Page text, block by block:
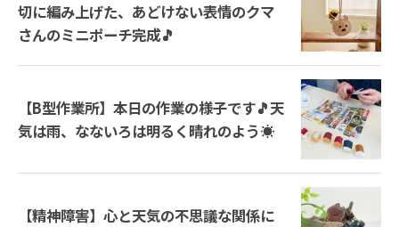
切に編み上げた、あどけない表情のクマ
さんのミニポーチ完成🎵
【B型作業所】本日の作業の様子です🎵天
気は雨、なないろは明るく晴れのよう☀️
【精神障害】心と天気の不思議な関係に